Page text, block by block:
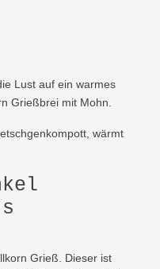
Lust auf ein warmes
Grießbrei mit Mohn.
wärmt
Grieß. Dieser ist